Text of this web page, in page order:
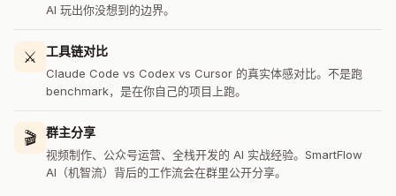
AI 玩出你没想到的边界。
⚔️ 工具链对比
Claude Code vs Codex vs Cursor 的真实体感对比。不是跑
benchmark，是在你自己的项目上跑。
🎬 群主分享
视频制作、公众号运营、全栈开发的 AI 实战经验。SmartFlow
AI（机智流）背后的工作流会在群里公开分享。